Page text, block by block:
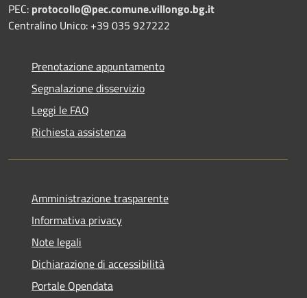
PEC: protocollo@pec.comune.villongo.bg.it
Centralino Unico: +39 035 927222
Prenotazione appuntamento
Segnalazione disservizio
Leggi le FAQ
Richiesta assistenza
Amministrazione trasparente
Informativa privacy
Note legali
Dichiarazione di accessibilità
Portale Opendata